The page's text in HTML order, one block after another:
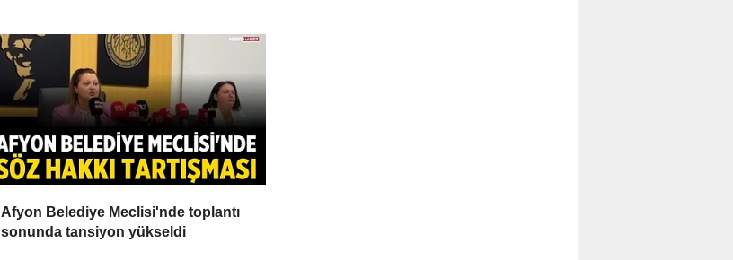
Afyon Belediye Meclisi'nde toplantı
sonunda tansiyon yükseldi